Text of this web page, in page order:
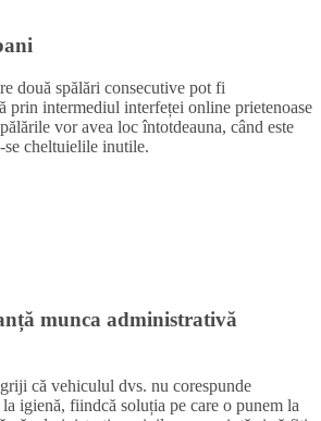
două spălări consecutive pot fi
prin intermediul interfeței online prietenoase
vor avea loc întotdeauna, când este
se cheltuielile inutile.
munca administrativă
că vehiculul dvs. nu corespunde
igienă, fiindcă soluția pe care o punem la